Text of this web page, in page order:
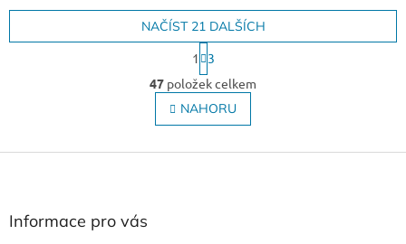
O
v
l
á
NAČÍST 21 DALŠÍCH
S
t
r
á
n
k
v
1
3
47 položek celkem
NAHORU
Z
Informace pro vás